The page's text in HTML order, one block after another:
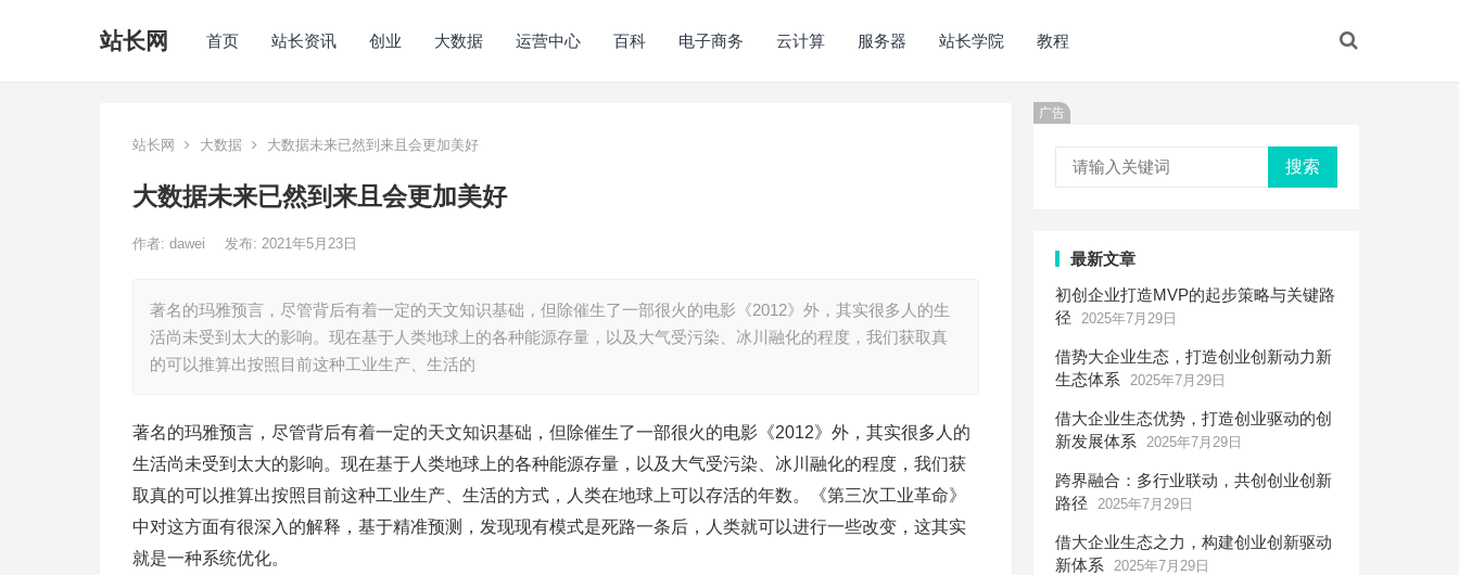
站长网 首页 站长资讯 创业 大数据 运营中心 百科 电子商务 云计算 服务器 站长学院 教程
站长网 大数据 大数据未来已然到来且会更加美好
大数据未来已然到来且会更加美好
作者: dawei 发布: 2021年5月23日
著名的玛雅预言，尽管背后有着一定的天文知识基础，但除催生了一部很火的电影《2012》外，其实很多人的生
活尚未受到太大的影响。现在基于人类地球上的各种能源存量，以及大气受污染、冰川融化的程度，我们获取真
的可以推算出按照目前这种工业生产、生活的
著名的玛雅预言，尽管背后有着一定的天文知识基础，但除催生了一部很火的电影《2012》外，其实很多人的
生活尚未受到太大的影响。现在基于人类地球上的各种能源存量，以及大气受污染、冰川融化的程度，我们获
取真的可以推算出按照目前这种工业生产、生活的方式，人类在地球上可以存活的年数。《第三次工业革命》
中对这方面有很深入的解释，基于精准预测，发现现有模式是死路一条后，人类就可以进行一些改变，这其实
就是一种系统优化。
广告
搜索
最新文章
初创企业打造MVP的起步策略与关键路
径
2025年7月29日
借势大企业生态，打造创业创新动力新
生态体系
2025年7月29日
借大企业生态优势，打造创业驱动的创
新发展体系
2025年7月29日
跨界融合：多行业联动，共创创业创新
路径
2025年7月29日
借大企业生态之力，构建创业创新驱动
新体系
2025年7月29日